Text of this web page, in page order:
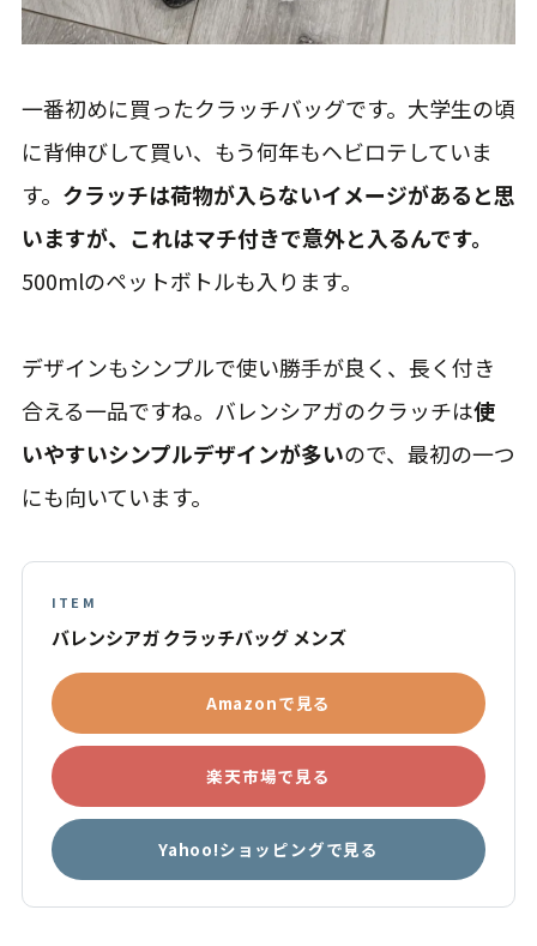
一番初めに買ったクラッチバッグです。大学生の頃
に背伸びして買い、もう何年もヘビロテしていま
す。 クラッチは荷物が入らないイメージがあると思
いますが、これはマチ付きで意外と入るんです。
500mlのペットボトルも入ります。
デザインもシンプルで使い勝手が良く、長く付き
合える一品ですね。バレンシアガのクラッチは使
いやすいシンプルデザインが多いので、最初の一つ
にも向いています。
ITEM
バレンシアガ クラッチバッグ メンズ
Amazonで見る
楽天市場で見る
Yahoo!ショッピングで見る